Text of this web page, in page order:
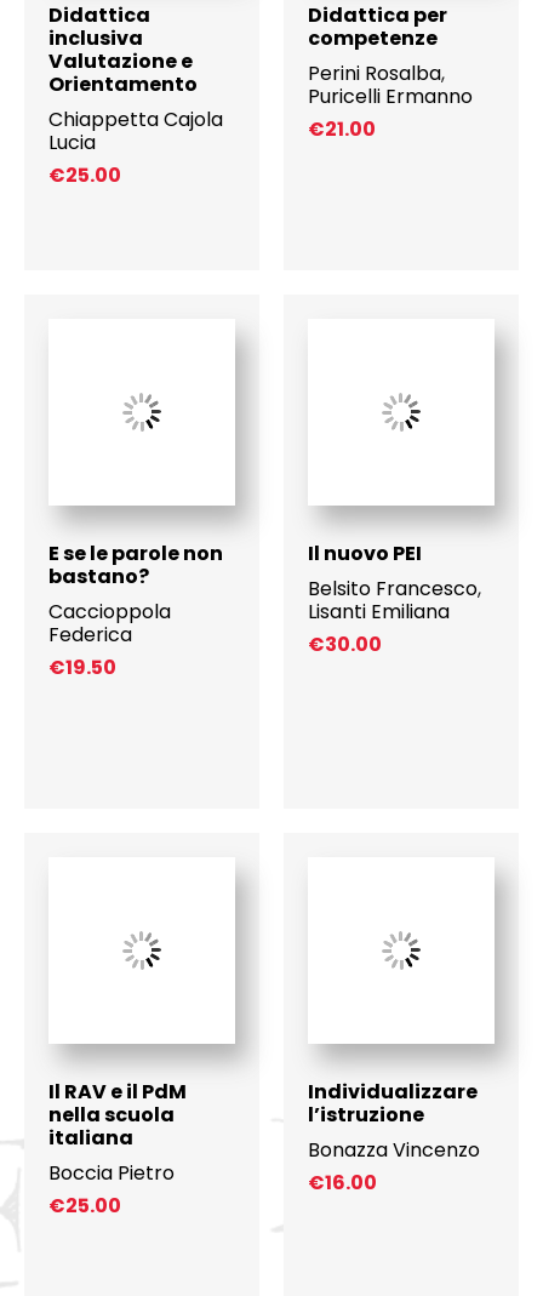
Didattica
inclusiva
Valutazione e
Orientamento
Chiappetta Cajola
Lucia
€25.00
Didattica per
competenze
Perini Rosalba,
Puricelli Ermanno
€21.00
E se le parole non
bastano?
Caccioppola
Federica
€19.50
Il nuovo PEI
Belsito Francesco,
Lisanti Emiliana
€30.00
Il RAV e il PdM
nella scuola
italiana
Boccia Pietro
€25.00
Individualizzare
l’istruzione
Bonazza Vincenzo
€16.00